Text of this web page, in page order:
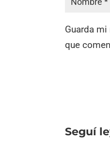
Guarda
que
Seguí